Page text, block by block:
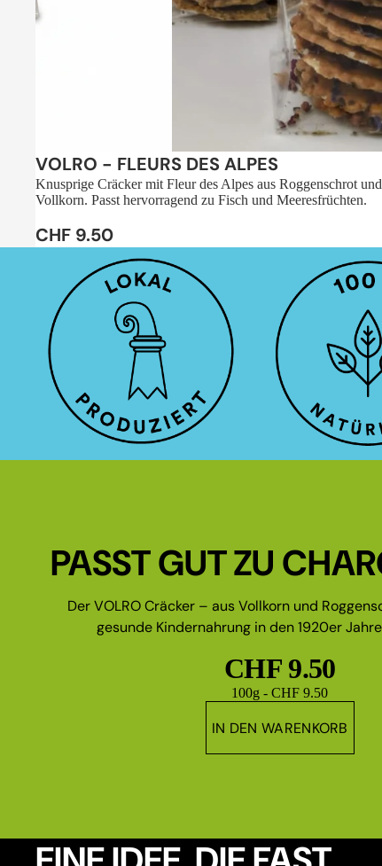
Sale
VOLRO - FLEURS DES ALPES
Knusprige Cräcker mit Fleur des Alpes aus Roggenschrot und
Vollkorn. Passt hervorragend zu Fisch und Meeresfrüchten.
CHF 9.50
PASST GUT ZU
Der VOLRO Cräcker – aus Vollkorn und
gesunde Kindernahrung in den 1920er
CHF 9.50
Grundpreis
100g - CHF 9.50
IN DEN WARENKORB